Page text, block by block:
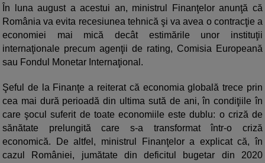
În luna august a acestui an, ministrul Finanţelor anunţă că
România va evita recesiunea tehnică şi va avea o contracţie a
economiei mai mică decât estimările unor instituţii
internaţionale precum agenţii de rating, Comisia Europeană
sau Fondul Monetar Internaţional.
Şeful de la Finanţe a reiterat că economia globală trece prin
cea mai dură perioadă din ultima sută de ani, în condiţiile în
care şocul suferit de toate economiile este dublu: o criză de
sănătate prelungită care s-a transformat într-o criză
economică. De altfel, ministrul Finanţelor a explicat că, în
cazul României, jumătate din deficitul bugetar din 2020